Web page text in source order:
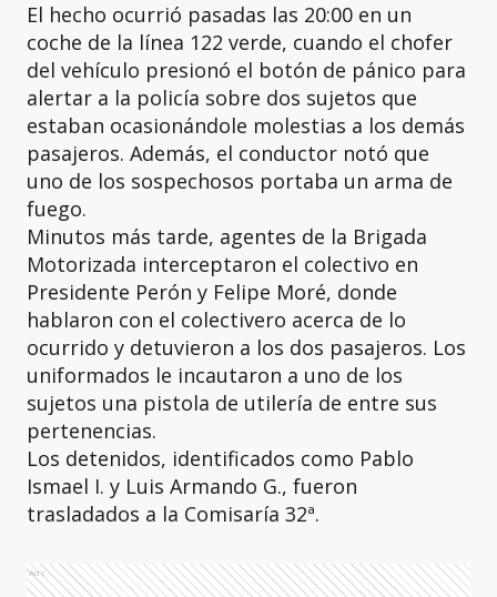
El hecho ocurrió pasadas las 20:00 en un
coche de la línea 122 verde, cuando el chofer
del vehículo presionó el botón de pánico para
alertar a la policía sobre dos sujetos que
estaban ocasionándole molestias a los demás
pasajeros. Además, el conductor notó que
uno de los sospechosos portaba un arma de
fuego.
Minutos más tarde, agentes de la Brigada
Motorizada interceptaron el colectivo en
Presidente Perón y Felipe Moré, donde
hablaron con el colectivero acerca de lo
ocurrido y detuvieron a los dos pasajeros. Los
uniformados le incautaron a uno de los
sujetos una pistola de utilería de entre sus
pertenencias.
Los detenidos, identificados como Pablo
Ismael I. y Luis Armando G., fueron
trasladados a la Comisaría 32ª.
Ads